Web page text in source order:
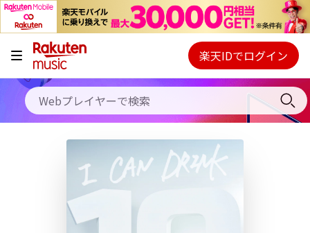
キャンペーン
料金プラン
使い方
初回30日間無料お試し
Webプレイヤー
ご契約内容の確認・変更
楽天IDでログイン